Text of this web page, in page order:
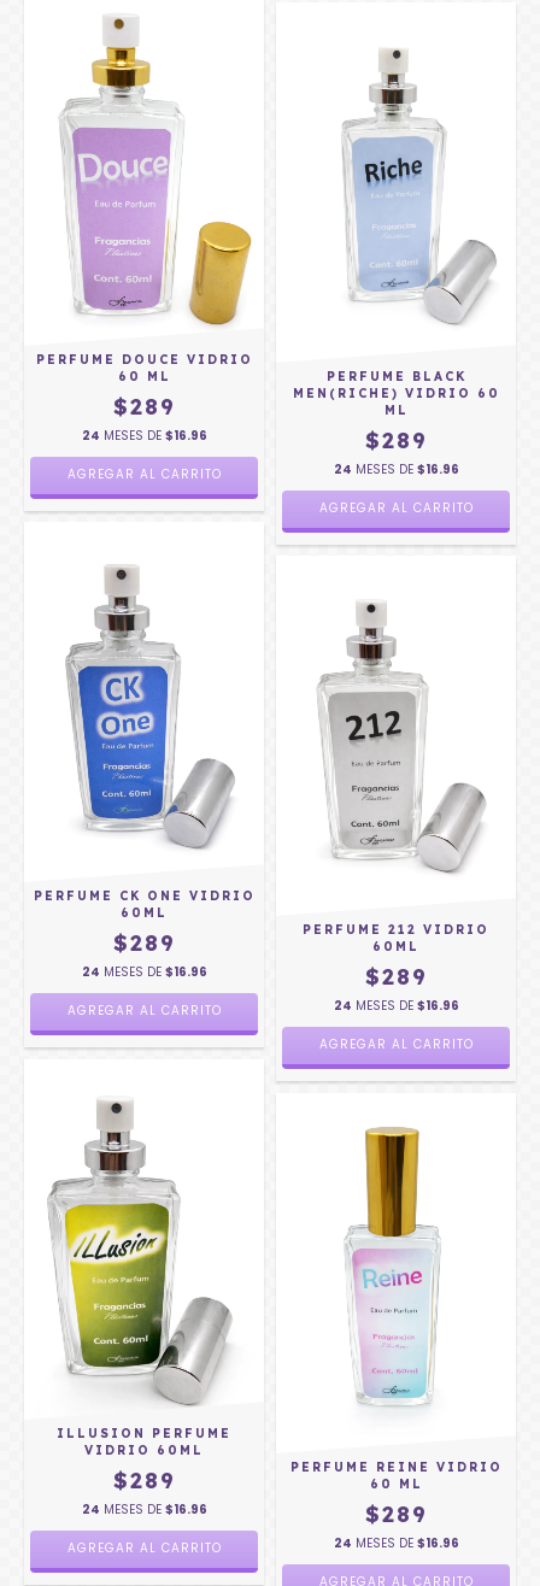
PERFUME DOUCE VIDRIO
60 ML
$289
24 MESES DE $16.96
PERFUME BLACK
MEN(RICHE) VIDRIO 60
ML
$289
24 MESES DE $16.96
PERFUME CK ONE VIDRIO
60ML
$289
24 MESES DE $16.96
PERFUME 212 VIDRIO
60ML
$289
24 MESES DE $16.96
ILLUSION PERFUME
VIDRIO 60ML
$289
24 MESES DE $16.96
PERFUME REINE VIDRIO
60 ML
$289
24 MESES DE $16.96